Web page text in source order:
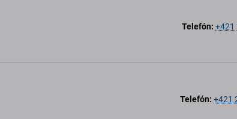
Telefón: +421
Telefón: +421